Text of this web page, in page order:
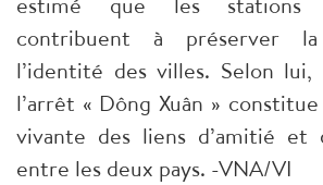
contribuent à préserver
l’identité des villes. Selon
l’arrêt « Dông Xuân »
vivante des liens d’amitié et
entre les deux pays. -VNA/VI